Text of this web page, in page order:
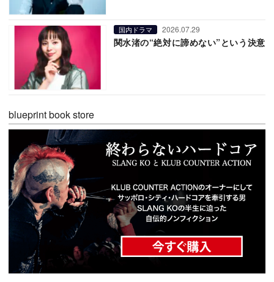
国内ドラマ 2026.07.29
関水渚の“絶対に諦めない”という決意
blueprint book store